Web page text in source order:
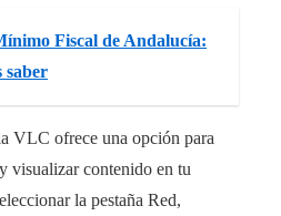
Fiscal de Andalucía:
saber
VLC ofrece una opción para
visualizar contenido en tu
la pestaña Red,